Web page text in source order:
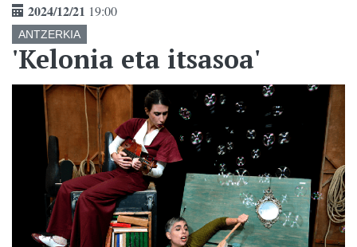
2024/12/21 19:00
ANTZERKIA
'Kelonia eta itsasoa'